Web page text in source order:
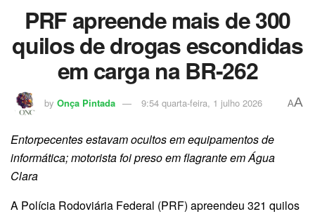
PRF apreende mais de 300
quilos de drogas escondidas
em carga na BR-262
by Onça Pintada 9:54 quarta-feira, 1 julho 2026 AA
Entorpecentes estavam ocultos em equipamentos de
informática; motorista foi preso em flagrante em Água
Clara
A Polícia Rodoviária Federal (PRF) apreendeu 321 quilos